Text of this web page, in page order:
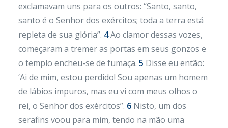
exclamavam uns para os outros: “Santo, santo,
santo é o Senhor dos exércitos; toda a terra está
repleta de sua glória”. 4Ao clamor dessas vozes,
começaram a tremer as portas em seus gonzos e
o templo encheu-se de fumaça. 5 Disse eu então:
‘Ai de mim, estou perdido! Sou apenas um homem
de lábios impuros, mas eu vi com meus olhos o
rei, o Senhor dos exércitos”. 6 Nisto, um dos
serafins voou para mim, tendo na mão uma